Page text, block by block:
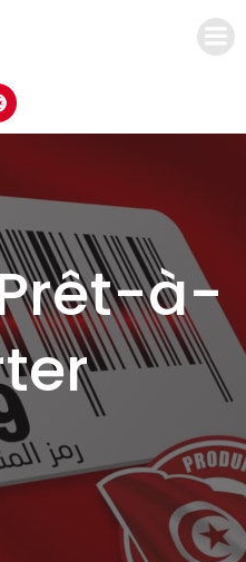
à-